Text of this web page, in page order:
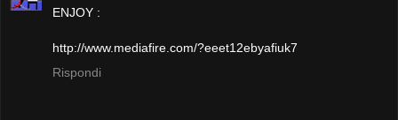
ENJOY :
http://www.mediafire.com/?eeet12ebyafiuk7
Rispondi